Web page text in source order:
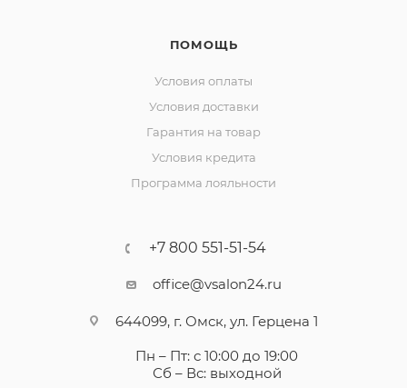
ПОМОЩЬ
Условия оплаты
Условия доставки
Гарантия на товар
Условия кредита
Программа лояльности
+7 800 551-51-54
office@vsalon24.ru
644099, г. Омск, ул. Герцена 1
Пн – Пт: с 10:00 до 19:00
Сб – Вс: выходной